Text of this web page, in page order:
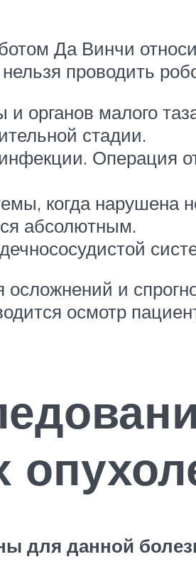
Да Винчи
проводить
органов малого
стадии.
Операция
когда
абсолютным.
и
осмотр
для данной